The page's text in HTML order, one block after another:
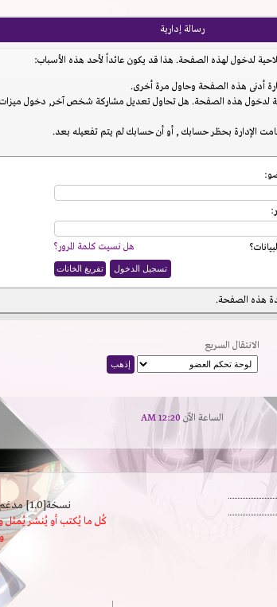
رسالة إدارية
لدخول لهذه الصفحة. هذا قد يكون عائداً لأحد هذه الأسباب:
أدنى هذه الصفحة وحاول مرة أخرى.
لدخول هذه الصفحة. هل تحاول تعديل مشاركة شخص آخر, دخول ميزات
الإدارة بحظر حسابك , أو أن حسابك لم يتم تفعيله بعد.
هل نسيت كلمة المرور؟
هذه الصفحة.
الانتقال السريع
الساعة الآن 12:20 AM
نسخة[1.0] مدعَم بالسرعة | يدعم كافة المتصفحات
كُل ما يُكتب أو يُنشر يُمثل